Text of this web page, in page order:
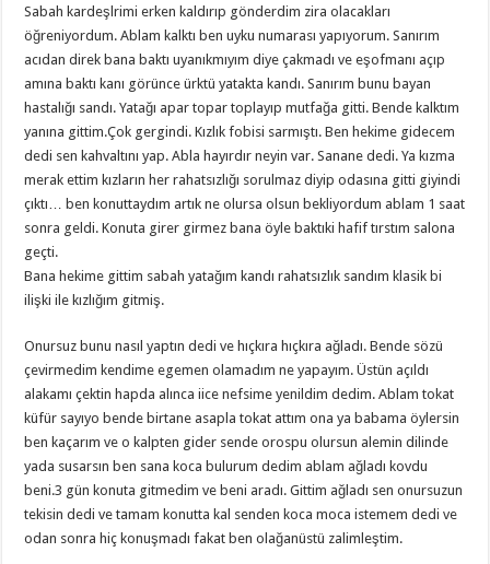
Sabah kardeşlrimi erken kaldırıp gönderdim zira olacakları
öğreniyordum. Ablam kalktı ben uyku numarası yapıyorum. Sanırım
acıdan direk bana baktı uyanıkmıyım diye çakmadı ve eşofmanı açıp
amına baktı kanı görünce ürktü yatakta kandı. Sanırım bunu bayan
hastalığı sandı. Yatağı apar topar toplayıp mutfağa gitti. Bende kalktım
yanına gittim.Çok gergindi. Kızlık fobisi sarmıştı. Ben hekime gidecem
dedi sen kahvaltını yap. Abla hayırdır neyin var. Sanane dedi. Ya kızma
merak ettim kızların her rahatsızlığı sorulmaz diyip odasına gitti giyindi
çıktı… ben konuttaydım artık ne olursa olsun bekliyordum ablam 1 saat
sonra geldi. Konuta girer girmez bana öyle baktıki hafif tırstım salona
geçti.
Bana hekime gittim sabah yatağım kandı rahatsızlık sandım klasik bi
ilişki ile kızlığım gitmiş.
Onursuz bunu nasıl yaptın dedi ve hıçkıra hıçkıra ağladı. Bende sözü
çevirmedim kendime egemen olamadım ne yapayım. Üstün açıldı
alakamı çektin hapda alınca iice nefsime yenildim dedim. Ablam tokat
küfür sayıyo bende birtane asapla tokat attım ona ya babama öylersin
ben kaçarım ve o kalpten gider sende orospu olursun alemin dilinde
yada susarsın ben sana koca bulurum dedim ablam ağladı kovdu
beni.3 gün konuta gitmedim ve beni aradı. Gittim ağladı sen onursuzun
tekisin dedi ve tamam konutta kal senden koca moca istemem dedi ve
odan sonra hiç konuşmadı fakat ben olağanüstü zalimleştim.